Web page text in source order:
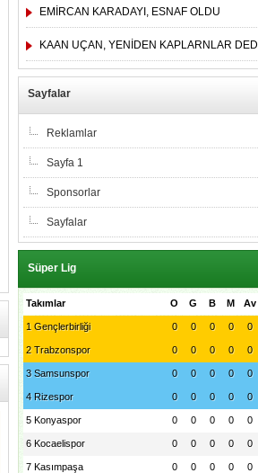
EMİRCAN KARADAYI, ESNAF OLDU
KAAN UÇAN, YENİDEN KAPLARNLAR DEDİ
Sayfalar
Reklamlar
Sayfa 1
Sponsorlar
Sayfalar
Süper Lig
Takımlar Av
M
B
G
O
1 Gençlerbirliği 0
0
0
0
0
2 Trabzonspor 0
0
0
0
0
3 Samsunspor 0
0
0
0
0
4 Rizespor 0
0
0
0
0
5 Konyaspor 0
0
0
0
0
6 Kocaelispor 0
0
0
0
0
7 Kasımpaşa 0
0
0
0
0